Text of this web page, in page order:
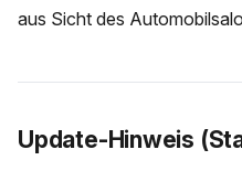
aus Sicht des
Update-Hinweis